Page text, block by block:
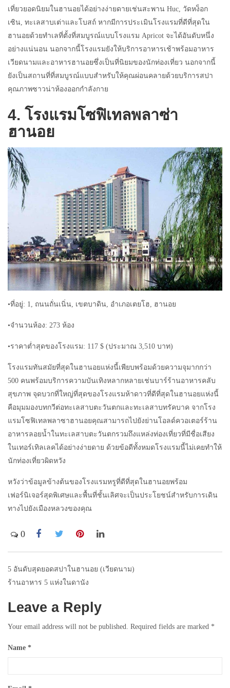
เที่ยวยอดนิยมในฮานอยได้อย่างง่ายดายเช่นสะพาน Huc, วัดหง็อก
เซิน, ทะเลสาบเต่าและโบสถ์ หากมีการประเมินโรงแรมที่ดีที่สุดใน
ฮานอยด้วยทำเลที่ตั้งที่สมบูรณ์แบบโรงแรม Apricot จะได้อันดับหนึ่ง
อย่างแน่นอน นอกจากนี้โรงแรมยังให้บริการอาหารเช้าพร้อมอาหาร
เวียดนามและอาหารฮานอยซึ่งเป็นที่นิยมของนักท่องเที่ยว นอกจากนี้
ยังเป็นสถานที่ที่สมบูรณ์แบบสำหรับให้คุณผ่อนคลายด้วยบริการสปา
คุณภาพซาวน่าห้องออกกำลังกาย
4. โรงแรมโซฟิเทลพลาซ่า
ฮานอย
•ที่อยู่: 1, ถนนถั่นเนิ่น, เขตบาดิน, อำเภอเตยโฮ, ฮานอย
•จำนวนห้อง: 273 ห้อง
•ราคาต่ำสุดของโรงแรม: 117 $ (ประมาณ 3,510 บาท)
โรงแรมทันสมัยที่สุดในฮานอยแห่งนี้เพียบพร้อมด้วยความจุมากกว่า
500 คนพร้อมบริการความบันเทิงหลากหลายเช่นบาร์ร้านอาหารคลับ
สุขภาพ จุดบวกที่ใหญ่ที่สุดของโรงแรมห้าดาวที่ดีที่สุดในฮานอยแห่งนี้
คือมุมมองบทกวีต่อทะเลสาบตะวันตกและทะเลสาบทรัคบาค จากโรง
แรมโซฟิเทลพลาซาฮานอยคุณสามารถไปยังย่านโอลด์ควอเตอร์ร้าน
อาหารลอยน้ำในทะเลสาบตะวันตกรวมถึงแหล่งท่องเที่ยวที่มีชื่อเสียง
ในเทอร์เทิลเลคได้อย่างง่ายดาย ด้วยข้อดีทั้งหมดโรงแรมนี้ไม่เคยทำให้
นักท่องเที่ยวผิดหวัง
หวังว่าข้อมูลข้างต้นของโรงแรมหรูที่ดีที่สุดในฮานอยพร้อม
เฟอร์นิเจอร์สุดพิเศษและพื้นที่ชั้นเลิศจะเป็นประโยชน์สำหรับการเดิน
ทางไปยังเมืองหลวงของคุณ
0
Post
navigation
5 อันดับสุดยอดสปาในฮานอย (เวียดนาม)
ร้านอาหาร 5 แห่งในดานัง
Leave a Reply
Your email address will not be published. Required fields are marked *
Name *